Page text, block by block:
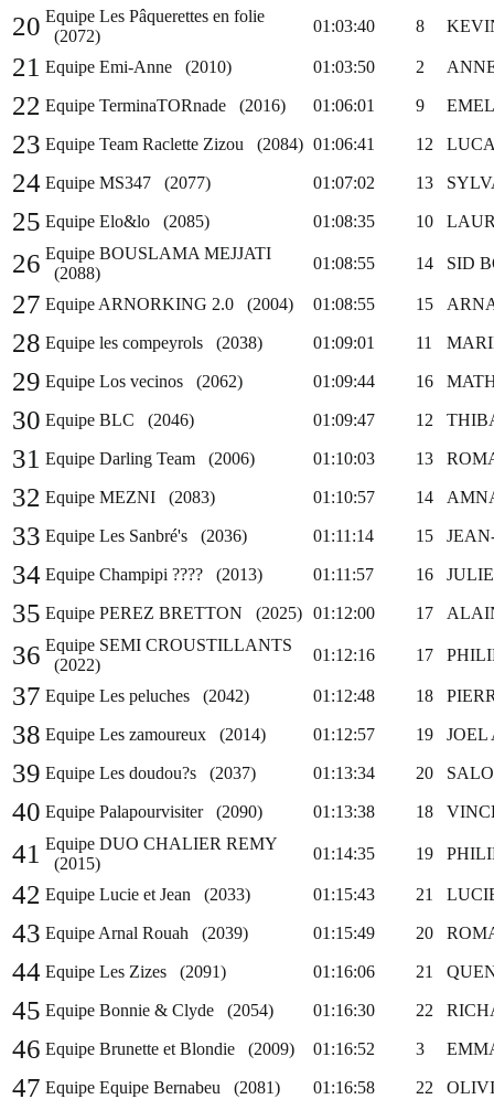
20 Equipe Les Pâquerettes en folie
(2072)
01:03:40 8
21 Equipe Emi-Anne (2010) 01:03:50 2
22 Equipe TerminaTORnade (2016) 01:06:01 9
23 Equipe Team Raclette Zizou (2084) 01:06:41 12
24 Equipe MS347 (2077) 01:07:02 13
25 Equipe Elo&lo (2085) 01:08:35 10
26 Equipe BOUSLAMA MEJJATI
(2088)
01:08:55 14 SID
27 Equipe ARNORKING 2.0 (2004) 01:08:55 15
28 Equipe les compeyrols (2038) 01:09:01 11
29 Equipe Los vecinos (2062) 01:09:44 16
30 Equipe BLC (2046) 01:09:47 12
31 Equipe Darling Team (2006) 01:10:03 13
32 Equipe MEZNI (2083) 01:10:57 14
33 Equipe Les Sanbré's (2036) 01:11:14 15
34 Equipe Champipi ???? (2013) 01:11:57 16
35 Equipe PEREZ BRETTON (2025) 01:12:00 17
36 Equipe SEMI CROUSTILLANTS
(2022)
01:12:16 17
37 Equipe Les peluches (2042) 01:12:48 18
38 Equipe Les zamoureux (2014) 01:12:57 19
39 Equipe Les doudou?s (2037) 01:13:34 20
40 Equipe Palapourvisiter (2090) 01:13:38 18
41 Equipe DUO CHALIER REMY
(2015)
01:14:35 19
42 Equipe Lucie et Jean (2033) 01:15:43 21
43 Equipe Arnal Rouah (2039) 01:15:49 20
44 Equipe Les Zizes (2091) 01:16:06 21
45 Equipe Bonnie & Clyde (2054) 01:16:30 22
46 Equipe Brunette et Blondie (2009) 01:16:52 3
47 Equipe Equipe Bernabeu (2081) 01:16:58 22